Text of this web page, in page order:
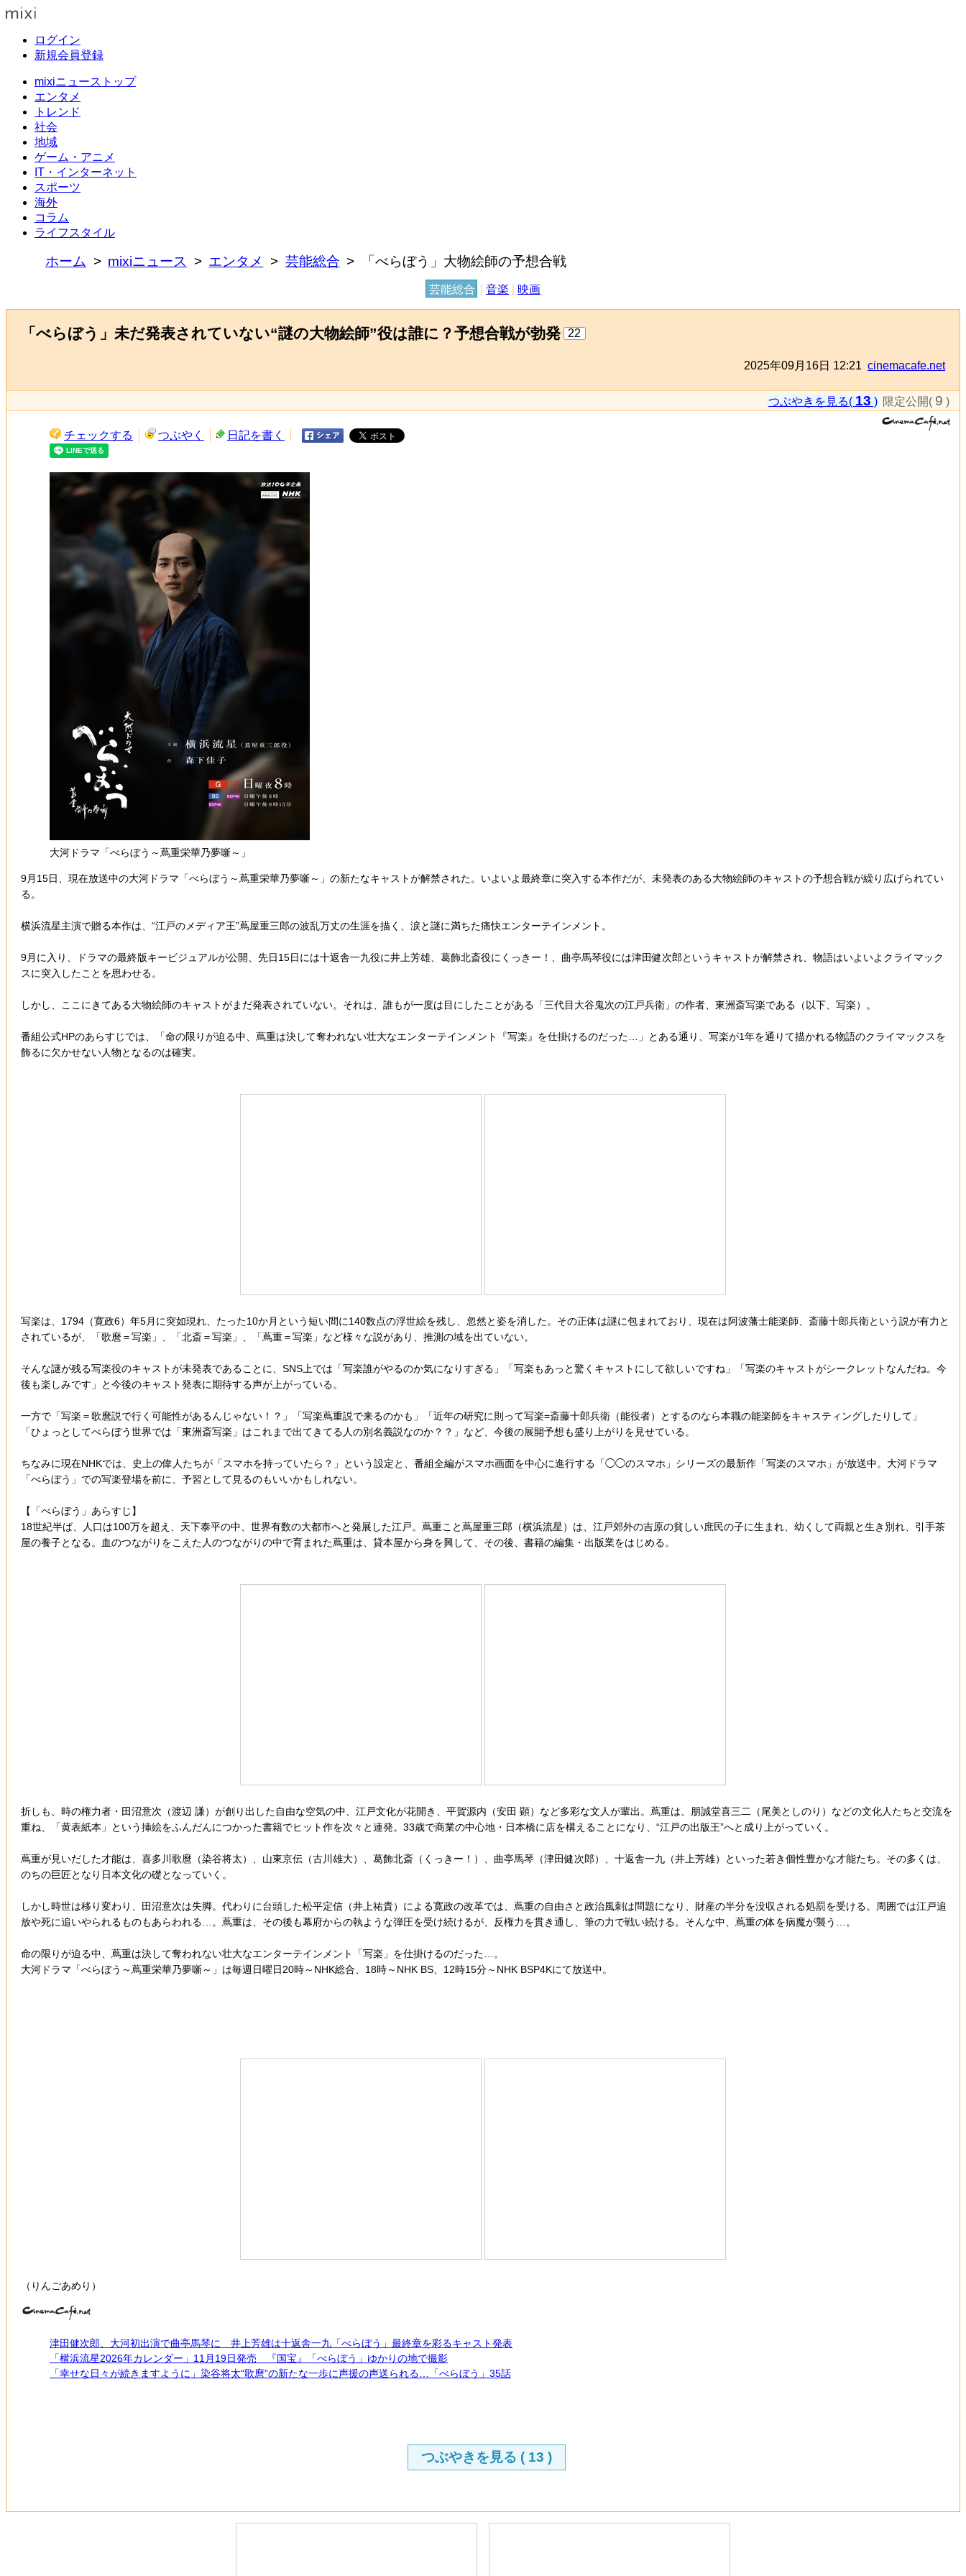
ログイン
新規会員登録
mixiニューストップ
エンタメ
トレンド
社会
地域
ゲーム・アニメ
IT・インターネット
スポーツ
海外
コラム
ライフスタイル
ホーム mixiニュース エンタメ 芸能総合 「べらぼう」大物絵師の予想合戦
芸能総合 音楽 映画
「べらぼう」未だ発表されていない“謎の大物絵師”役は誰に？予想合戦が勃発 22
2025年09月16日 12:21 cinemacafe.net
つぶやきを見る( 13 ) 限定公開( 9 )
チェックする つぶやく 日記を書く
大河ドラマ「べらぼう～蔦重栄華乃夢噺～」
9月15日、現在放送中の大河ドラマ「べらぼう～蔦重栄華乃夢噺～」の新たなキャストが解禁された。いよいよ最終章に突入する本作だが、未発表のある大物絵師のキャストの予想合戦が繰り広げられてい
る。
横浜流星主演で贈る本作は、“江戸のメディア王”蔦屋重三郎の波乱万丈の生涯を描く、涙と謎に満ちた痛快エンターテインメント。
9月に入り、ドラマの最終版キービジュアルが公開、先日15日には十返舎一九役に井上芳雄、葛飾北斎役にくっきー！、曲亭馬琴役には津田健次郎というキャストが解禁され、物語はいよいよクライマック
スに突入したことを思わせる。
しかし、ここにきてある大物絵師のキャストがまだ発表されていない。それは、誰もが一度は目にしたことがある「三代目大谷鬼次の江戸兵衛」の作者、東洲斎写楽である（以下、写楽）。
番組公式HPのあらすじでは、「命の限りが迫る中、蔦重は決して奪われない壮大なエンターテインメント『写楽』を仕掛けるのだった…」とある通り、写楽が1年を通りて描かれる物語のクライマックスを
飾るに欠かせない人物となるのは確実。
写楽は、1794（寛政6）年5月に突如現れ、たった10か月という短い間に140数点の浮世絵を残し、忽然と姿を消した。その正体は謎に包まれており、現在は阿波藩士能楽師、斎藤十郎兵衛という説が有力と
されているが、「歌麿＝写楽」、「北斎＝写楽」、「蔦重＝写楽」など様々な説があり、推測の域を出ていない。
そんな謎が残る写楽役のキャストが未発表であることに、SNS上では「写楽誰がやるのか気になりすぎる」「写楽もあっと驚くキャストにして欲しいですね」「写楽のキャストがシークレットなんだね。今
後も楽しみです」と今後のキャスト発表に期待する声が上がっている。
一方で「写楽＝歌麿説で行く可能性があるんじゃない！？」「写楽蔦重説で来るのかも」「近年の研究に則って写楽=斎藤十郎兵衛（能役者）とするのなら本職の能楽師をキャスティングしたりして」
「ひょっとしてべらぼう世界では「東洲斎写楽」はこれまで出てきてる人の別名義説なのか？？」など、今後の展開予想も盛り上がりを見せている。
ちなみに現在NHKでは、史上の偉人たちが「スマホを持っていたら？」という設定と、番組全編がスマホ画面を中心に進行する「◯◯のスマホ」シリーズの最新作「写楽のスマホ」が放送中。大河ドラマ
「べらぼう」での写楽登場を前に、予習として見るのもいいかもしれない。
【「べらぼう」あらすじ】
18世紀半ば、人口は100万を超え、天下泰平の中、世界有数の大都市へと発展した江戸。蔦重こと蔦屋重三郎（横浜流星）は、江戸郊外の吉原の貧しい庶民の子に生まれ、幼くして両親と生き別れ、引手茶
屋の養子となる。血のつながりをこえた人のつながりの中で育まれた蔦重は、貸本屋から身を興して、その後、書籍の編集・出版業をはじめる。
折しも、時の権力者・田沼意次（渡辺 謙）が創り出した自由な空気の中、江戸文化が花開き、平賀源内（安田 顕）など多彩な文人が輩出。蔦重は、朋誠堂喜三二（尾美としのり）などの文化人たちと交流を
重ね、「黄表紙本」という挿絵をふんだんにつかった書籍でヒット作を次々と連発。33歳で商業の中心地・日本橋に店を構えることになり、“江戸の出版王”へと成り上がっていく。
蔦重が見いだした才能は、喜多川歌麿（染谷将太）、山東京伝（古川雄大）、葛飾北斎（くっきー！）、曲亭馬琴（津田健次郎）、十返舎一九（井上芳雄）といった若き個性豊かな才能たち。その多くは、
のちの巨匠となり日本文化の礎となっていく。
しかし時世は移り変わり、田沼意次は失脚。代わりに台頭した松平定信（井上祐貴）による寛政の改革では、蔦重の自由さと政治風刺は問題になり、財産の半分を没収される処罰を受ける。周囲では江戸追
放や死に追いやられるものもあらわれる…。蔦重は、その後も幕府からの執ような弾圧を受け続けるが、反権力を貫き通し、筆の力で戦い続ける。そんな中、蔦重の体を病魔が襲う…。
命の限りが迫る中、蔦重は決して奪われない壮大なエンターテインメント「写楽」を仕掛けるのだった…。
大河ドラマ「べらぼう～蔦重栄華乃夢噺～」は毎週日曜日20時～NHK総合、18時～NHK BS、12時15分～NHK BSP4Kにて放送中。
（りんごあめり）
津田健次郎、大河初出演で曲亭馬琴に 井上芳雄は十返舎一九「べらぼう」最終章を彩るキャスト発表
「横浜流星2026年カレンダー」11月19日発売 『国宝』「べらぼう」ゆかりの地で撮影
「幸せな日々が続きますように」染谷将太“歌麿”の新たな一歩に声援の声送られる…「べらぼう」35話
つぶやきを見る ( 13 )